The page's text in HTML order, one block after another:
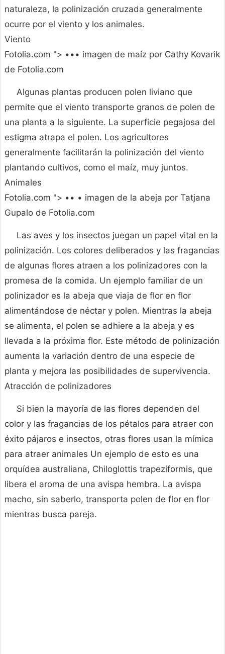
naturaleza, la polinización cruzada generalmente
ocurre por el viento y los animales.
Viento
Fotolia.com "> ••• imagen de maíz por Cathy Kovarik
de Fotolia.com
Algunas plantas producen polen liviano que
permite que el viento transporte granos de polen de
una planta a la siguiente. La superficie pegajosa del
estigma atrapa el polen. Los agricultores
generalmente facilitarán la polinización del viento
plantando cultivos, como el maíz, muy juntos.
Animales
Fotolia.com "> •• • imagen de la abeja por Tatjana
Gupalo de Fotolia.com
Las aves y los insectos juegan un papel vital en la
polinización. Los colores deliberados y las fragancias
de algunas flores atraen a los polinizadores con la
promesa de la comida. Un ejemplo familiar de un
polinizador es la abeja que viaja de flor en flor
alimentándose de néctar y polen. Mientras la abeja
se alimenta, el polen se adhiere a la abeja y es
llevada a la próxima flor. Este método de polinización
aumenta la variación dentro de una especie de
planta y mejora las posibilidades de supervivencia.
Atracción de polinizadores
Si bien la mayoría de las flores dependen del
color y las fragancias de los pétalos para atraer con
éxito pájaros e insectos, otras flores usan la mímica
para atraer animales Un ejemplo de esto es una
orquídea australiana, Chiloglottis trapeziformis, que
libera el aroma de una avispa hembra. La avispa
macho, sin saberlo, transporta polen de flor en flor
mientras busca pareja.